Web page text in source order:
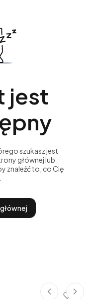
jest
szukasz jest
głównej lub
znaleźć to, co Cię